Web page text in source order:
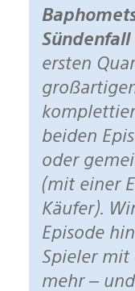
Baphomets Fluch 5: Der
Sündenfall
ersten
beiden
oder
(mit einer
Käufer).
Episode
Spieler mit
mehr –